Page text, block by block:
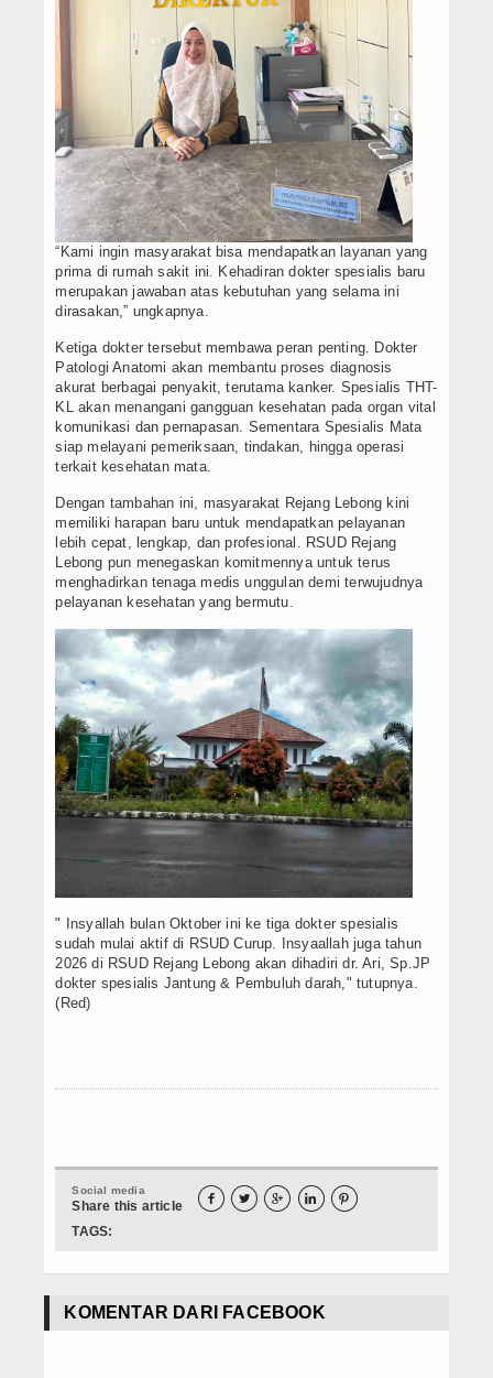
“Kami ingin masyarakat bisa mendapatkan layanan yang
prima di rumah sakit ini. Kehadiran dokter spesialis baru
merupakan jawaban atas kebutuhan yang selama ini
dirasakan,” ungkapnya.
Ketiga dokter tersebut membawa peran penting. Dokter
Patologi Anatomi akan membantu proses diagnosis
akurat berbagai penyakit, terutama kanker. Spesialis THT-
KL akan menangani gangguan kesehatan pada organ vital
komunikasi dan pernapasan. Sementara Spesialis Mata
siap melayani pemeriksaan, tindakan, hingga operasi
terkait kesehatan mata.
Dengan tambahan ini, masyarakat Rejang Lebong kini
memiliki harapan baru untuk mendapatkan pelayanan
lebih cepat, lengkap, dan profesional. RSUD Rejang
Lebong pun menegaskan komitmennya untuk terus
menghadirkan tenaga medis unggulan demi terwujudnya
pelayanan kesehatan yang bermutu.
" Insyallah bulan Oktober ini ke tiga dokter spesialis
sudah mulai aktif di RSUD Curup. Insyaallah juga tahun
2026 di RSUD Rejang Lebong akan dihadiri dr. Ari, Sp.JP
dokter spesialis Jantung & Pembuluh darah," tutupnya.
(Red)
Social media
Share this article     
TAGS:
KOMENTAR DARI FACEBOOK